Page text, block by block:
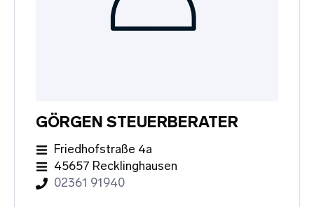
GÖRGEN STEUERBERATER
Friedhofstraße 4a
45657 Recklinghausen
02361 91940